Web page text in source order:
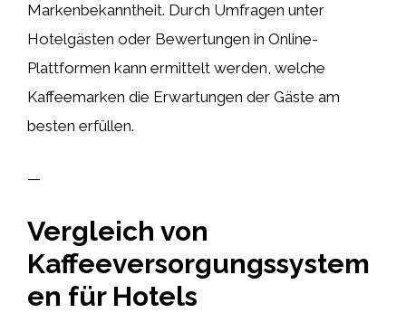
Markenbekanntheit. Durch Umfragen unter
Hotelgästen oder Bewertungen in Online-
Plattformen kann ermittelt werden, welche
Kaffeemarken die Erwartungen der Gäste am
besten erfüllen.
—
Vergleich von
Kaffeeversorgungssystem
en für Hotels